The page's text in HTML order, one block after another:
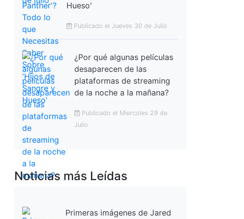
Hueso'
Publicado el Jueves 30 de Julio
¿Por qué algunas películas
desaparecen de las
plataformas de streaming
de la noche a la mañana?
Publicado el Miercoles 29 de
Julio
Noticias más Leídas
Primeras imágenes de Jared